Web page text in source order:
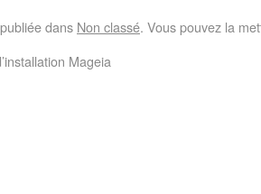
dans Non classé. Vous pouvez la
Mageia